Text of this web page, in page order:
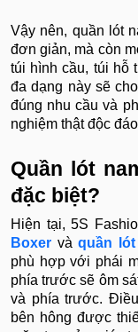
Vậy nên, quần lót
đơn giản, mà còn
túi hình cầu, túi hỗ
đa dạng này sẽ
đúng nhu cầu và
nghiệm thật độc
Quần lót
đặc biệt?
Hiện tại, 5S
Boxer vàquần
phù hợp với phái
phía trước sẽ ôm
và phía trước.
bên hông được